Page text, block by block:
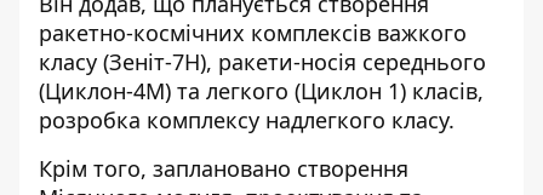
ракетно-космічних комплексів важкого
класу (Зеніт-7Н), ракети-носія середнього
(Циклон-4М) та легкого (Циклон 1) класів,
розробка комплексу надлегкого класу.
Крім того, заплановано створення